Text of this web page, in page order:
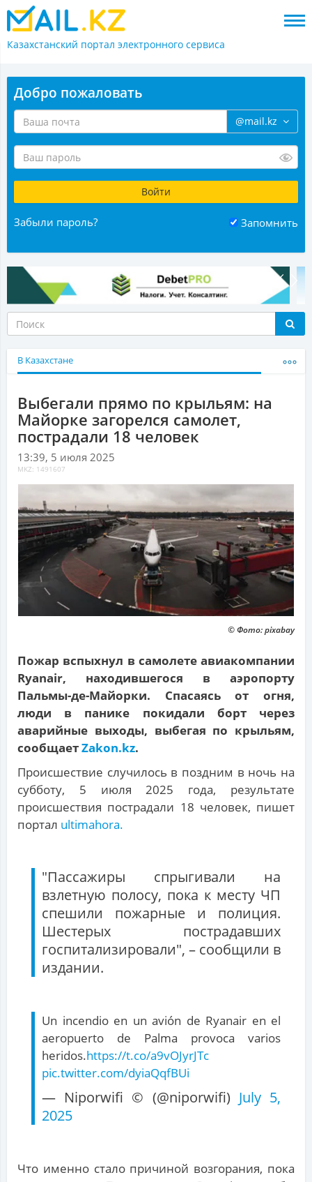
Казахстанский портал электронного сервиса
Добро пожаловать
@mail.kz
Забыли пароль? Запомнить
В Казахстане
Выбегали прямо по крыльям: на
Майорке загорелся самолет,
пострадали 18 человек
13:39, 5 июля 2025
MKZ: 1491607
© Фото: pixabay
Пожар вспыхнул в самолете авиакомпании
Ryanair, находившегося в аэропорту
Пальмы-де-Майорки. Спасаясь от огня,
люди в панике покидали борт через
аварийные выходы, выбегая по крыльям,
сообщаетZakon.kz.
Происшествие случилось в поздним в ночь на
субботу, 5 июля 2025 года, результате
происшествия пострадали 18 человек, пишет
портал ultimahora.
"Пассажиры спрыгивали на
взлетную полосу, пока к месту ЧП
спешили пожарные и полиция.
Шестерых пострадавших
госпитализировали", – сообщили в
издании.
Un incendio en un avión de Ryanair en el
aeropuerto de Palma provoca varios
heridos.https://t.co/a9vOJyrJTc
pic.twitter.com/dyiaQqfBUi
— Niporwifi © (@niporwifi) July 5,
2025
Что именно стало причиной возгорания, пока